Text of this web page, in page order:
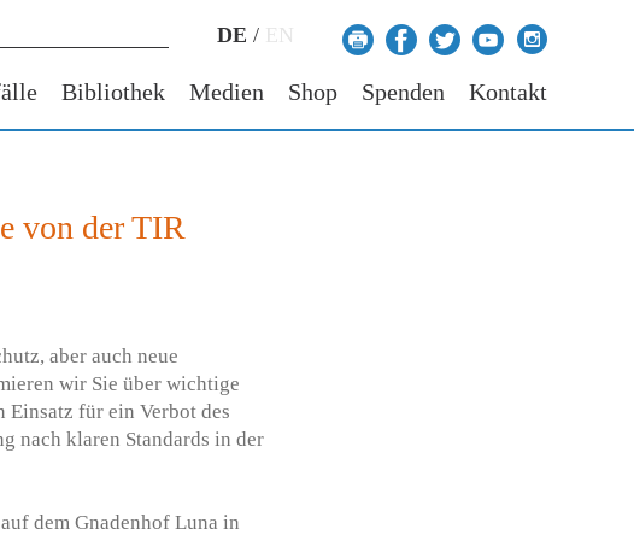
DE / EN
Bibliothek Medien Shop Spenden Kontakt
von der TIR
aber auch neue
wir Sie über wichtige
für ein Verbot des
nach klaren Standards in der
dem Gnadenhof Luna in